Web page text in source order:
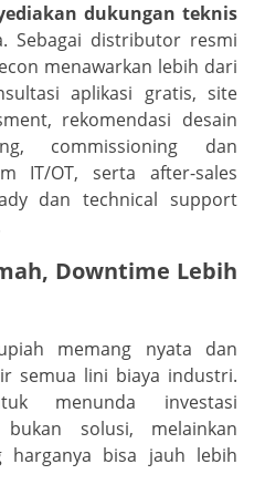
dukungan teknis
Sebagai distributor resmi
menawarkan lebih dari
aplikasi gratis, site
rekomendasi desain
commissioning dan
IT/OT, serta after-sales
dan technical support
Downtime Lebih
memang nyata dan
semua lini biaya industri.
menunda investasi
solusi, melainkan
harganya bisa jauh lebih